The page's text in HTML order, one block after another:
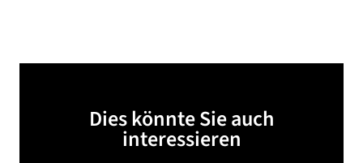
Dies könnte Sie auch
interessieren